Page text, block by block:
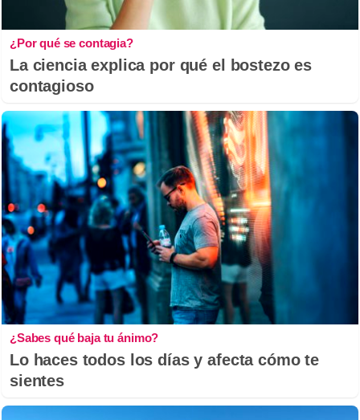
¿Por qué se contagia?
La ciencia explica por qué el bostezo es
contagioso
¿Sabes qué baja tu ánimo?
Lo haces todos los días y afecta cómo te
sientes